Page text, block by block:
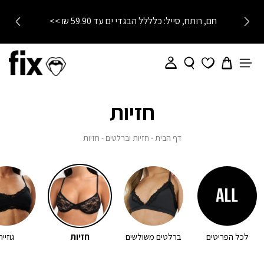
חם, רותח, סייל: כלללל הבגדי ים עד 59.90 ₪ >>
חזיות
דף הבית דףחזיות וברלטים חזיות
חזיות
לכל הפריטים ברלטים משולשים חזיות